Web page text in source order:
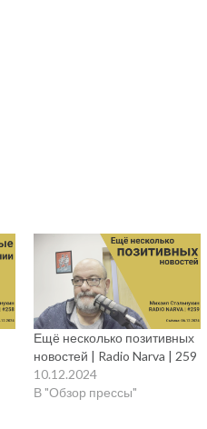
Ещё несколько позитивных
новостей | Radio Narva | 259
10.12.2024
В "Обзор прессы"